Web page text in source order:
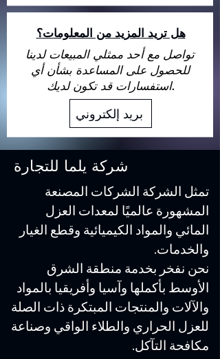
هل تريد المزيد من المعلومات؟
تواصل مع أحد ممثلي المبيعات لدينا
للحصول على المساعدة بشأن أي
استفسارات قد تكون لديك.
بريد إلكتروني
شركة يلما للتجارة
تمثل الشركة الشركات المصنعة
المشهورة عالميًا لمعدات العزل
المائي والمواد الكيميائية وقطع الغيار
والخدمات.
نحن نفخر بخدمة منطقة الشرق
الأوسط بأكملها وآسيا وأفريقيا بالمواد
والآلات والمنتجات المبتكرة ذات الصلة
للعزل الحراري والطلاء الواقي وصناعة
مكافحة التآكل.